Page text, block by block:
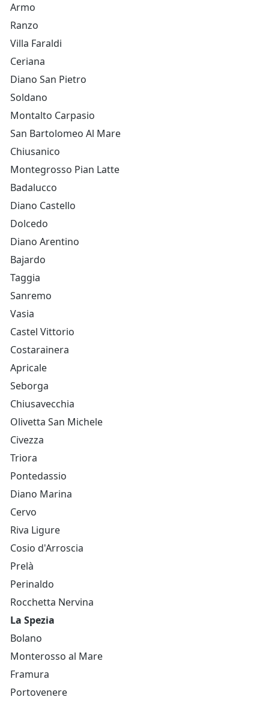
Armo
Ranzo
Villa Faraldi
Ceriana
Diano San Pietro
Soldano
Montalto Carpasio
San Bartolomeo Al Mare
Chiusanico
Montegrosso Pian Latte
Badalucco
Diano Castello
Dolcedo
Diano Arentino
Bajardo
Taggia
Sanremo
Vasia
Castel Vittorio
Costarainera
Apricale
Seborga
Chiusavecchia
Olivetta San Michele
Civezza
Triora
Pontedassio
Diano Marina
Cervo
Riva Ligure
Cosio d'Arroscia
Prelà
Perinaldo
Rocchetta Nervina
La Spezia
Bolano
Monterosso al Mare
Framura
Portovenere